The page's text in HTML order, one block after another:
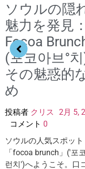
ソウルの隠
魅力を発見：
Focoa
(포코아브°
その魅惑的
め
投稿者 クリス
2月 5,
コメント 0
ソウルの人気スポット
「focoa brunch」('포
런치')へようこそ。口